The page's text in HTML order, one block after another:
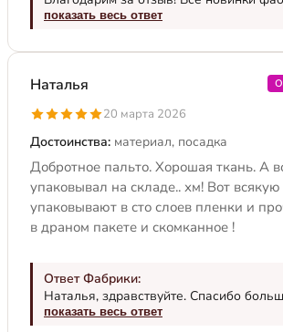
Яндексе по запросу «тревери
нас! Носите с удовольствием. С
показать весь ответ
Наталья
20 марта 2026
Достоинства: материал, посадка
Добротное пальто. Хорошая ткань. А
упаковывал на складе.. хм! Вот
упаковывают в сто слоев пленки и
в драном пакете и скомканное !
Ответ Фабрики:
Наталья, здравствуйте. Спасибо
отзыв. Приятно, что модель вам
показать весь ответ